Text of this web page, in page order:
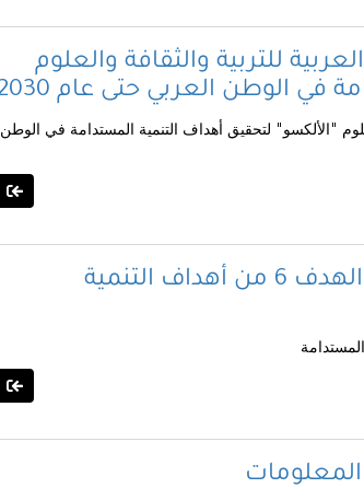
للتربية والثقافة والعلوم
في الوطن العربي حتى عام 2030
"الألكسو" لتحقيق أهداف التنمية المستدامة في الوطن
دعم برنامج الأمم المتحدة الإنمائي لتنفيذ الهدف 6 من أهداف التنمية